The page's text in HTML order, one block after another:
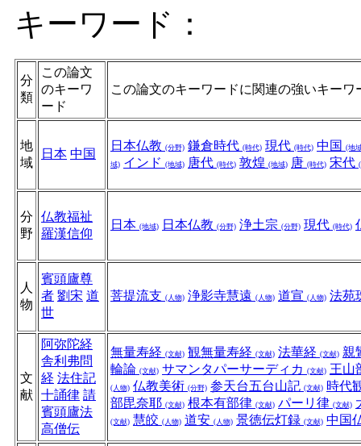
キーワード：
分
類
この論文
のキーワ
ード
この論文のキーワードに関連の強いキーワ
地
域
日本 中国
日本仏教 (分野) 鎌倉時代 (時代) 現代 (時代) 中国 (地
域) インド (地域) 唐代 (時代) 敦煌 (地域) 唐 (時代) 宋代
分
野
仏教福祉
羅漢信仰
日本 (地域) 日本仏教 (分野) 浄土宗 (分野) 現代 (時代)
人
物
賓頭廬尊
者 劉宋 道
世
菩提流支 (人物) 浄影寺慧遠 (人物) 道宣 (人物) 法苑
文
献
阿弥陀経
舎利弗問
経 法住記
十誦律 請
賓頭廬法
高僧伝
無量寿経 (文献) 観無量寿経 (文献) 法華経 (文献) 親
輪論 (文献) サマンタパーサーディカ (文献) 王山
(人物) 仏教美術 (分野) 参天台五台山記 (文献) 時代
部毘奈耶 (文献) 根本有部律 (文献) パーリ律 (文献)
(文献) 慧皎 (人物) 道安 (人物) 景徳伝灯録 (文献) 中国